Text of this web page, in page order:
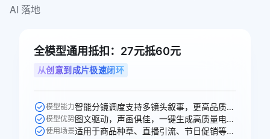
AI 落地
全模型通用抵扣：27元抵60元
从创意到成片极速闭环
模型能力 智能分镜调度支持多镜头叙事，更高品质的声音生成，多人稳定对话。
模型优势 图文驱动，声画俱佳，一键生成高质量电商、广告场景视频。
使用场景 适用于商品种草、直播引流、节日促销等电商、广告、短剧视频创作场景。